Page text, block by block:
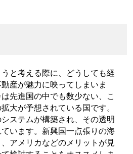
と考える際に、どうしても経
産が魅力に映ってしまいま
先進国の中でも数少ない、こ
大が予想されている国です。
ステムが構築され、その透明
います。新興国一点張りの海
アメリカなどのメリットが見